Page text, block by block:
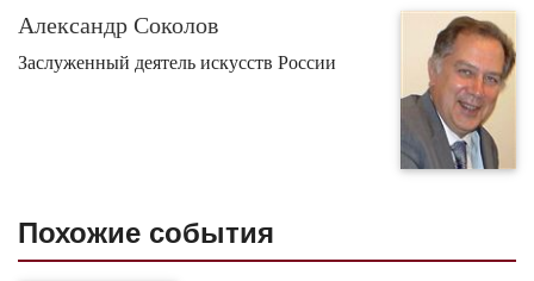
Александр Соколов
Заслуженный деятель искусств России
Похожие события